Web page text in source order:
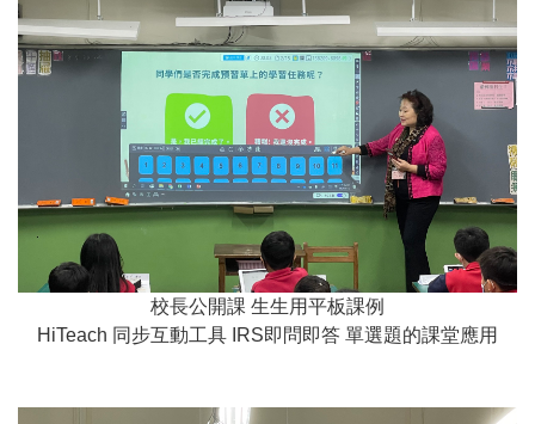
校長公開課 生生用平板課例
HiTeach 同步互動工具 IRS即問即答 單選題的課堂應用